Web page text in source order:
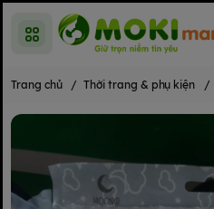
Trang chủ / Thời trang & phụ kiện /